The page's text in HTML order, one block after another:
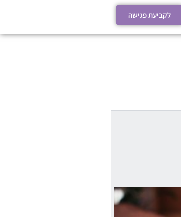
לקביעת פגישה